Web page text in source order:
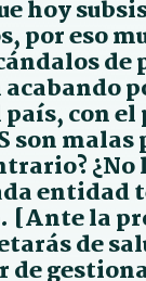
hoy
por eso
con
malas
¿No
[Ante la
de